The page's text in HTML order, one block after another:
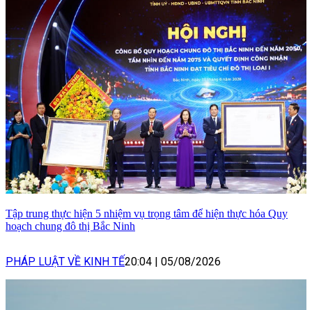
Tập trung thực hiện 5 nhiệm vụ trọng tâm để hiện thực hóa Quy
hoạch chung đô thị Bắc Ninh
PHÁP LUẬT VỀ KINH TẾ20:04 | 05/08/2026